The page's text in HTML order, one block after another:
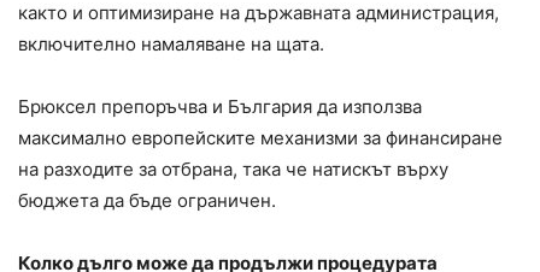
както и оптимизиране на държавната администрация,
включително намаляване на щата.
Брюксел препоръчва и България да използва
максимално европейските механизми за финансиране
на разходите за отбрана, така че натискът върху
бюджета да бъде ограничен.
Колко дълго може да продължи процедурата